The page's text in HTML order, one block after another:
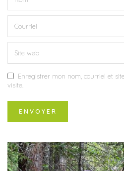
Enregistrer mon nom, courriel et
visite.